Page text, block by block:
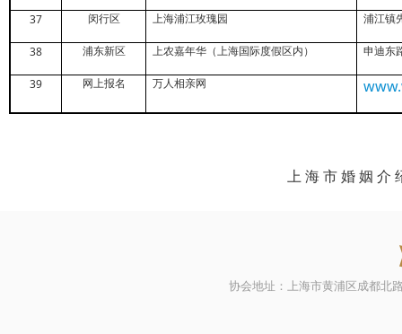
37 闵行区 上海浦江玫瑰园 浦江镇
38 浦东新区 上农嘉年华（上海国际度假区内） 申迪东
39 网上报名 万人相亲网
上 海 市 婚 姻 介
协会地址：上海市黄浦区成都北